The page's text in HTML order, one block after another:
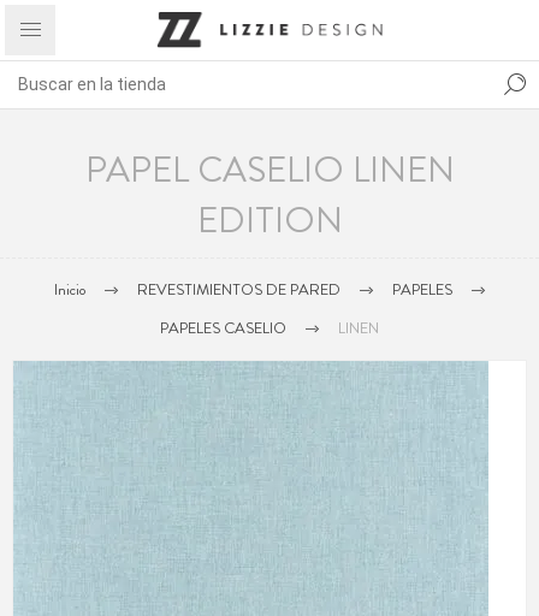
PAPEL CASELIO LINEN
EDITION
Inicio REVESTIMIENTOS DE PARED
PAPELES
PAPELES CASELIO
LINEN